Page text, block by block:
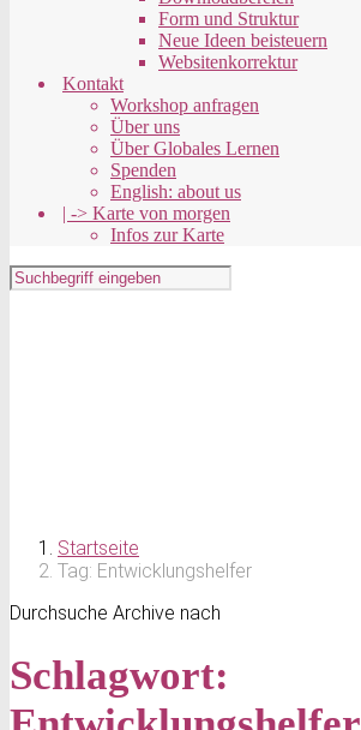
Form und Struktur
Neue Ideen beisteuern
Websitenkorrektur
Kontakt
Workshop anfragen
Über uns
Über Globales Lernen
Spenden
English: about us
| -> Karte von morgen
Infos zur Karte
Startseite
Tag: Entwicklungshelfer
Durchsuche Archive nach
Schlagwort: